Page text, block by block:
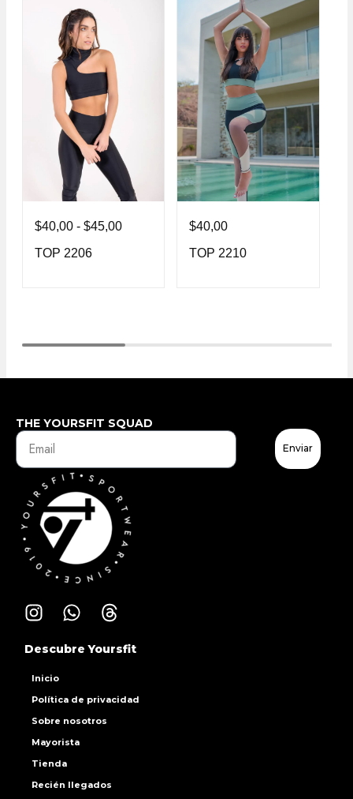
$40,00 - $45,00
TOP 2206
$40,00
TOP 2210
THE YOURSFIT SQUAD
Enviar
Inicio
Política de privacidad
Sobre nosotros
Mayorista
Tienda
Recién llegados
Descubre Yoursfit